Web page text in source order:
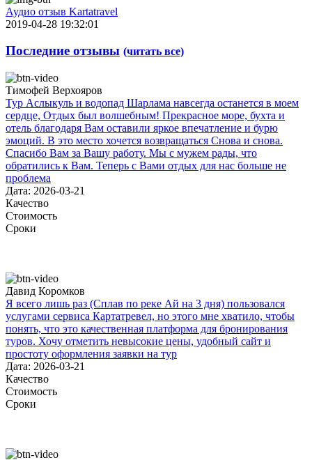
Аудио отзыв Kartatravel
2019-04-28 19:32:01
Последние отзывы (читать все)
Тимофей Верхояров
Тур Аслыкуль и водопад Шарлама навсегда останется в моем
сердце, Отдых был волшебным! Прекрасное море, бухта и
отель благодаря Вам оставили яркое впечатление и бурю
эмоций. В это место хочется возвращаться Снова и снова.
Спасибо Вам за Вашу работу. Мы с мужем рады, что
обратились к Вам. Теперь с Вами отдых для нас больше не
проблема
Дата: 2026-03-21
Качество
Стоимость
Сроки
Давид Коромков
Я всего лишь раз (Сплав по реке Ай на 3 дня) пользовался
услугами сервиса Картатревел, но этого мне хватило, чтобы
понять, что это качественная платформа для бронирования
туров. Хочу отметить невысокие цены, удобный сайт и
простоту оформления заявки на тур
Дата: 2026-03-21
Качество
Стоимость
Сроки